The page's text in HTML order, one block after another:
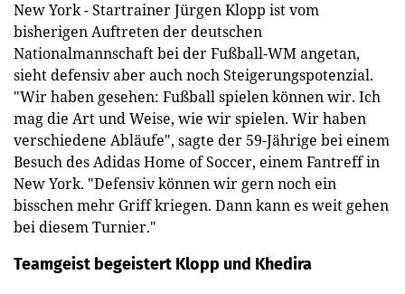
New York - Startrainer Jürgen Klopp ist vom
bisherigen Auftreten der deutschen
Nationalmannschaft bei der Fußball-WM angetan,
sieht defensiv aber auch noch Steigerungspotenzial.
"Wir haben gesehen: Fußball spielen können wir. Ich
mag die Art und Weise, wie wir spielen. Wir haben
verschiedene Abläufe", sagte der 59-Jährige bei einem
Besuch des Adidas Home of Soccer, einem Fantreff in
New York. "Defensiv können wir gern noch ein
bisschen mehr Griff kriegen. Dann kann es weit gehen
bei diesem Turnier."
Teamgeist begeistert Klopp und Khedira